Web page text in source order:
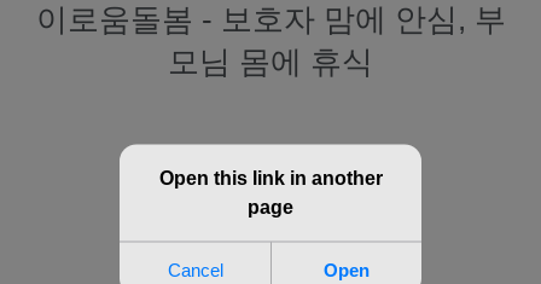
이로움돌봄 - 보호자 맘에 안심, 부
모님 몸에 휴식